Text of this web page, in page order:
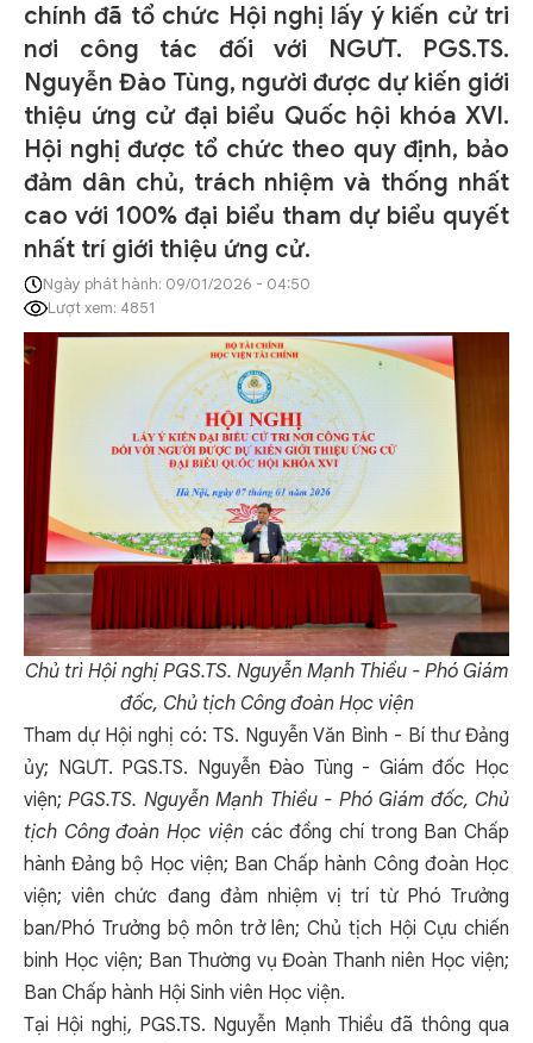
chính đã tổ chức Hội nghị lấy ý kiến cử tri
nơi công tác đối với NGƯT. PGS.TS.
Nguyễn Đào Tùng, người được dự kiến giới
thiệu ứng cử đại biểu Quốc hội khóa XVI.
Hội nghị được tổ chức theo quy định, bảo
đảm dân chủ, trách nhiệm và thống nhất
cao với 100% đại biểu tham dự biểu quyết
nhất trí giới thiệu ứng cử.
Ngày phát hành: 09/01/2026 - 04:50
Lượt xem: 4851
Chủ trì Hội nghị PGS.TS. Nguyễn Mạnh Thiều - Phó Giám
đốc, Chủ tịch Công đoàn Học viện
Tham dự Hội nghị có: TS. Nguyễn Văn Bình - Bí thư Đảng
ủy; NGƯT. PGS.TS. Nguyễn Đào Tùng - Giám đốc Học
viện; PGS.TS. Nguyễn Mạnh Thiều - Phó Giám đốc, Chủ
tịch Công đoàn Học viện các đồng chí trong Ban Chấp
hành Đảng bộ Học viện; Ban Chấp hành Công đoàn Học
viện; viên chức đang đảm nhiệm vị trí từ Phó Trưởng
ban/Phó Trưởng bộ môn trở lên; Chủ tịch Hội Cựu chiến
binh Học viện; Ban Thường vụ Đoàn Thanh niên Học viện;
Ban Chấp hành Hội Sinh viên Học viện.
Tại Hội nghị, PGS.TS. Nguyễn Mạnh Thiều đã thông qua